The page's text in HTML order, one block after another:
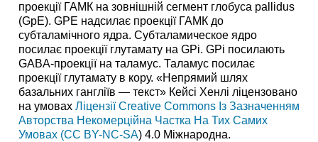
проекції ГАМК на зовнішній сегмент глобуса pallidus
(GpE). GPE надсилає проекції ГАМК до
субталамічного ядра. Субталамическое ядро
посилає проекції глутамату на GPi. GPi посилають
GABA-проекції на таламус. Таламус посилає
проекції глутамату в кору. «Непрямий шлях
базальних гангліїв — текст» Кейсі Хенлі ліцензовано
на умовах Ліцензії Creative Commons Із Зазначенням
Авторства Некомерційна Частка На Тих Самих
Умовах (CC BY-NC-SA) 4.0 Міжнародна.